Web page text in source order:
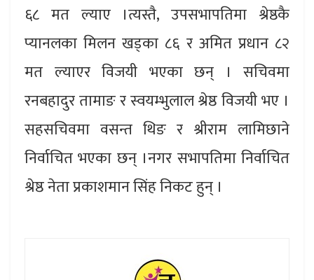
६८ मत ल्याए ।त्यस्तै, उपसभापतिमा श्रेष्ठकै
प्यानलका मिलन खड्का ८६ र अमित प्रधान ८२
मत ल्याएर विजयी भएका छन् । सचिवमा
रनबहादुर तामाङ र स्वयम्भुलाल श्रेष्ठ विजयी भए ।
सहसचिवमा वसन्त थिङ र श्रीराम लामिछाने
निर्वाचित भएका छन् ।नगर सभापतिमा निर्वाचित
श्रेष्ठ नेता प्रकाशमान सिंह निकट हुन् ।